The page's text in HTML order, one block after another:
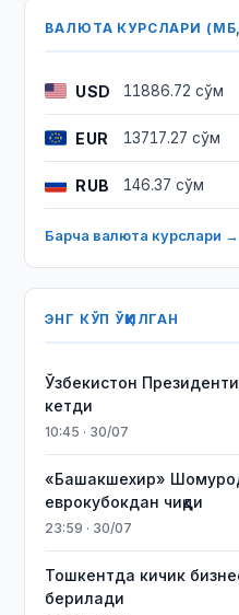
ВАЛЮТА КУРСЛАРИ
USD 11886.72 сўм
EUR 13717.27 сўм
RUB 146.37 сўм
Барча валюта курслари →
ЭНГ КЎП ЎҚИЛГАН
Ўзбекистон
кетди
10:45 · 30/07
«Башакшехир»
еврокубокдан чиқди
23:59 · 30/07
Тошкентда кичик
берилади